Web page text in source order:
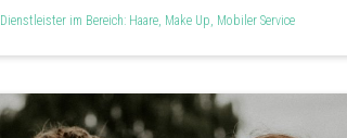
Dienstleister im Bereich: Haare, Make Up, Mobiler Service